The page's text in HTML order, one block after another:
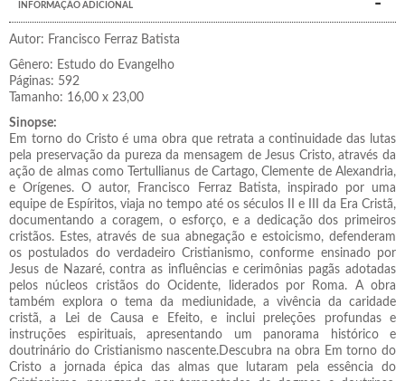
INFORMAÇÃO ADICIONAL
Autor: Francisco Ferraz Batista
Gênero: Estudo do Evangelho
Páginas: 592
Tamanho: 16,00 x 23,00
Sinopse:
Em torno do Cristo é uma obra que retrata a continuidade das lutas
pela preservação da pureza da mensagem de Jesus Cristo, através da
ação de almas como Tertullianus de Cartago, Clemente de Alexandria,
e Orígenes. O autor, Francisco Ferraz Batista, inspirado por uma
equipe de Espíritos, viaja no tempo até os séculos II e III da Era Cristã,
documentando a coragem, o esforço, e a dedicação dos primeiros
cristãos. Estes, através de sua abnegação e estoicismo, defenderam
os postulados do verdadeiro Cristianismo, conforme ensinado por
Jesus de Nazaré, contra as influências e cerimônias pagãs adotadas
pelos núcleos cristãos do Ocidente, liderados por Roma. A obra
também explora o tema da mediunidade, a vivência da caridade
cristã, a Lei de Causa e Efeito, e inclui preleções profundas e
instruções espirituais, apresentando um panorama histórico e
doutrinário do Cristianismo nascente.Descubra na obra Em torno do
Cristo a jornada épica das almas que lutaram pela essência do